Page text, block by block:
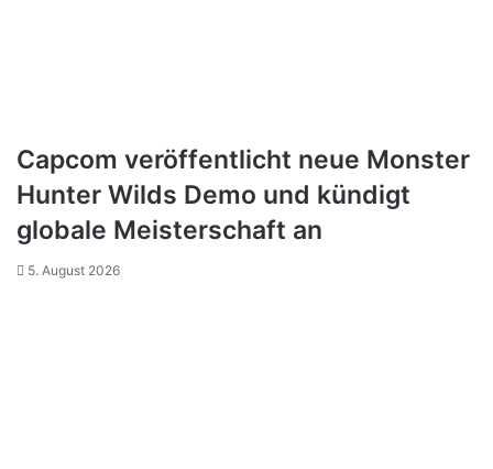
Capcom veröffentlicht neue Monster
Hunter Wilds Demo und kündigt
globale Meisterschaft an
5. August 2026